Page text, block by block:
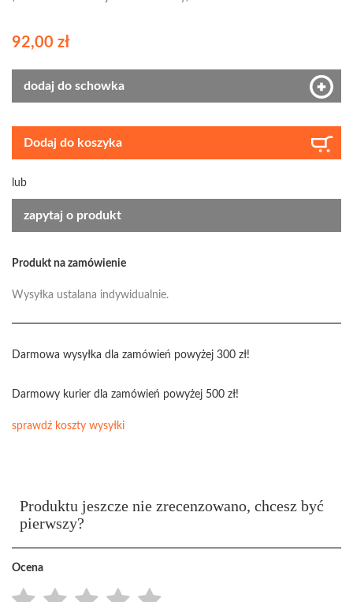
92,00 zł
dodaj do schowka
Dodaj do koszyka
lub
zapytaj o produkt
Produkt na zamówienie
Wysyłka ustalana indywidualnie.
Darmowa wysyłka dla zamówień powyżej 300 zł!
Darmowy kurier dla zamówień powyżej 500 zł!
sprawdź koszty wysyłki
Produktu jeszcze nie zrecenzowano, chcesz być
pierwszy?
Ocena